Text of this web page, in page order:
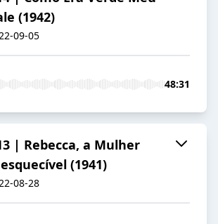
(1942)
09-05
48:31
| Rebecca, a Mulher
(1941)
08-28